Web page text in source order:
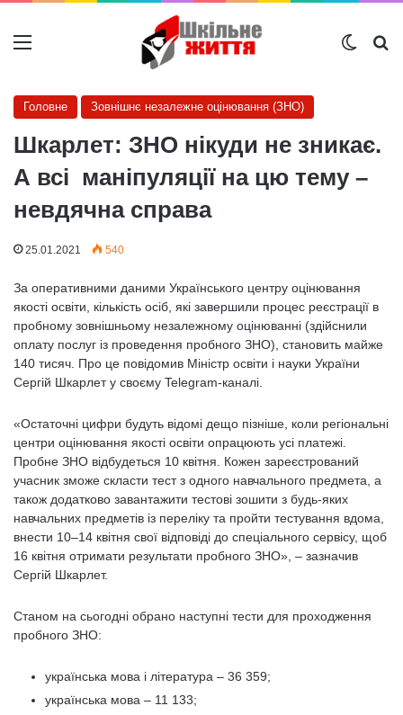
Меню
Головне Зовнішнє незалежне оцінювання (ЗНО)
Шкарлет: ЗНО нікуди не зникає.
А всі маніпуляції на цю тему –
невдячна справа
25.01.2021 540
За оперативними даними Українського центру оцінювання
якості освіти, кількість осіб, які завершили процес реєстрації в
пробному зовнішньому незалежному оцінюванні (здійснили
оплату послуг із проведення пробного ЗНО), становить майже
140 тисяч. Про це повідомив Міністр освіти і науки України
Сергій Шкарлет у своєму Telegram-каналі.
«Остаточні цифри будуть відомі дещо пізніше, коли регіональні
центри оцінювання якості освіти опрацюють усі платежі.
Пробне ЗНО відбудеться 10 квітня. Кожен зареєстрований
учасник зможе скласти тест з одного навчального предмета, а
також додатково завантажити тестові зошити з будь-яких
навчальних предметів із переліку та пройти тестування вдома,
внести 10–14 квітня свої відповіді до спеціального сервісу, щоб
16 квітня отримати результати пробного ЗНО», – зазначив
Сергій Шкарлет.
Станом на сьогодні обрано наступні тести для проходження
пробного ЗНО:
українська мова і література – 36 359;
українська мова – 11 133;